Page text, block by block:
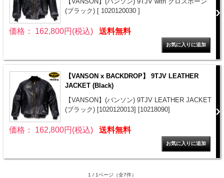
(ブラック) [ 1020120030 ]
価格： 162,800円(税込) 送料無料
【VANSON x BACKDROP】 9TJV LEATHER
JACKET (Black)
【VANSON】(バンソン) 9TJV LEATHER JACKET
(ブラック) [1020120013] [10218090]
価格： 162,800円(税込) 送料無料
1 / 1ページ （全7件）